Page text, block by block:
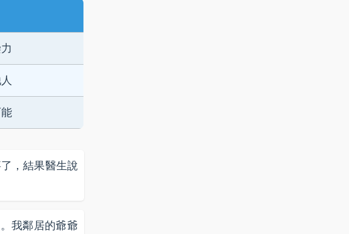
，結果醫生說
我鄰居的爺爺